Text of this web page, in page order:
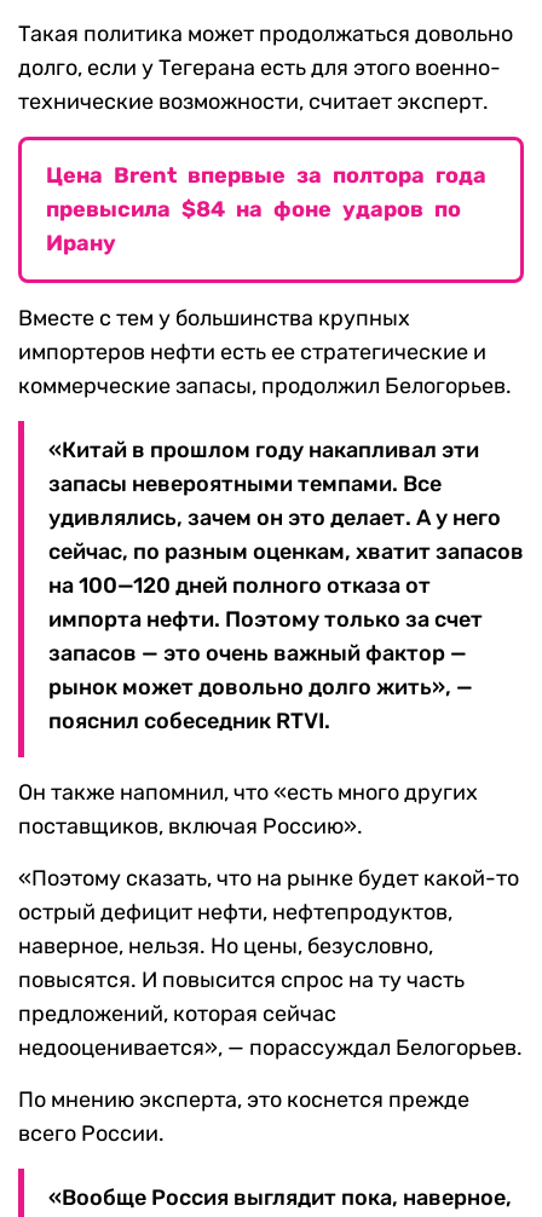
Такая политика может продолжаться довольно
долго, если у Тегерана есть для этого военно-
технические возможности, считает эксперт.
Цена Brent впервые за полтора года
превысила $84 на фоне ударов по
Ирану
Вместе с тем у большинства крупных
импортеров нефти есть ее стратегические и
коммерческие запасы, продолжил Белогорьев.
«Китай в прошлом году накапливал эти
запасы невероятными темпами. Все
удивлялись, зачем он это делает. А у него
сейчас, по разным оценкам, хватит запасов
на 100—120 дней полного отказа от
импорта нефти. Поэтому только за счет
запасов — это очень важный фактор —
рынок может довольно долго жить», —
пояснил собеседник RTVI.
Он также напомнил, что «есть много других
поставщиков, включая Россию».
«Поэтому сказать, что на рынке будет какой-то
острый дефицит нефти, нефтепродуктов,
наверное, нельзя. Но цены, безусловно,
повысятся. И повысится спрос на ту часть
предложений, которая сейчас
недооценивается», — порассуждал Белогорьев.
По мнению эксперта, это коснется прежде
всего России.
«Вообще Россия выглядит пока, наверное,